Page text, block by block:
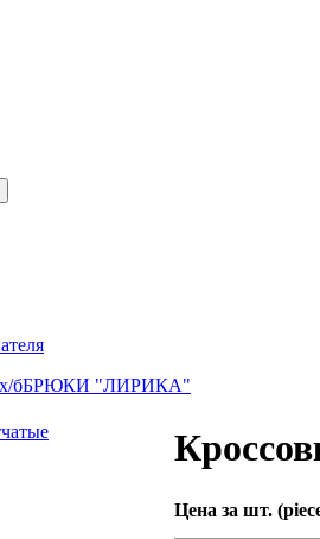
бБРЮКИ "ЛИРИКА"
Цена за шт.